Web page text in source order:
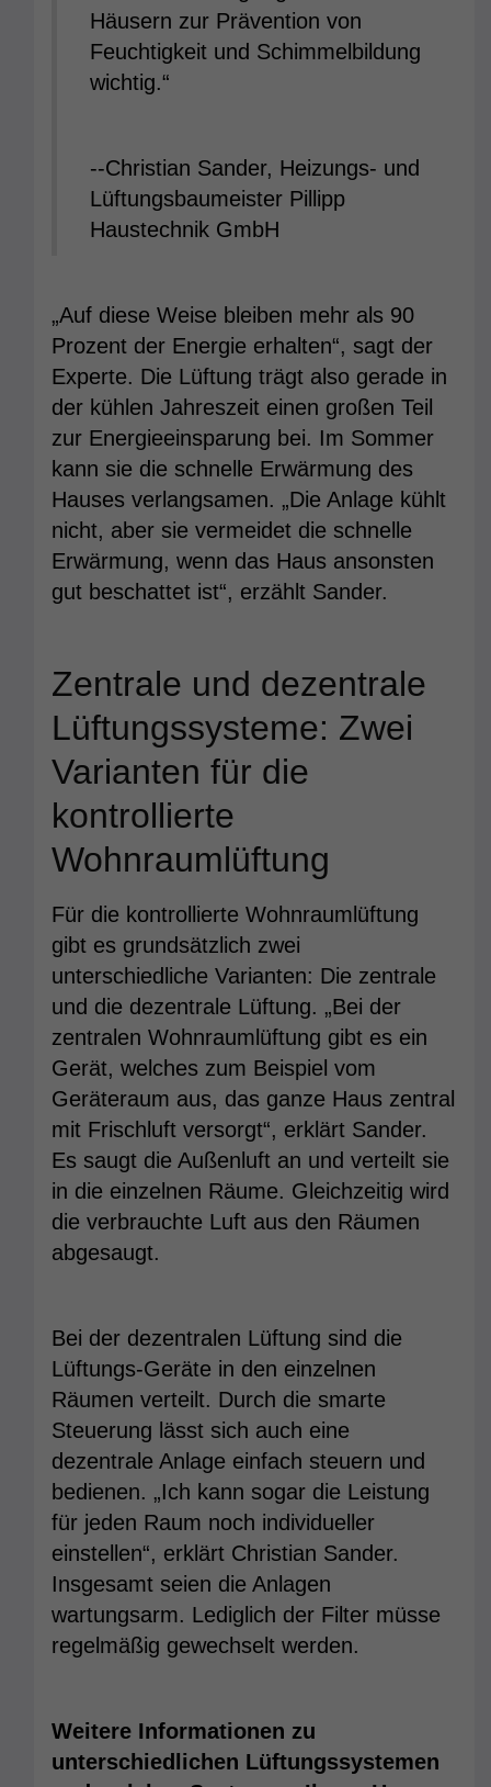
Häusern zur Prävention von
Feuchtigkeit und Schimmelbildung
wichtig.“
--Christian Sander, Heizungs- und
Lüftungsbaumeister Pillipp
Haustechnik GmbH
„Auf diese Weise bleiben mehr als 90
Prozent der Energie erhalten“, sagt der
Experte. Die Lüftung trägt also gerade in
der kühlen Jahreszeit einen großen Teil
zur Energieeinsparung bei. Im Sommer
kann sie die schnelle Erwärmung des
Hauses verlangsamen. „Die Anlage kühlt
nicht, aber sie vermeidet die schnelle
Erwärmung, wenn das Haus ansonsten
gut beschattet ist“, erzählt Sander.
Zentrale und dezentrale
Lüftungssysteme: Zwei
Varianten für die
kontrollierte
Wohnraumlüftung
Für die kontrollierte Wohnraumlüftung
gibt es grundsätzlich zwei
unterschiedliche Varianten: Die zentrale
und die dezentrale Lüftung. „Bei der
zentralen Wohnraumlüftung gibt es ein
Gerät, welches zum Beispiel vom
Geräteraum aus, das ganze Haus zentral
mit Frischluft versorgt“, erklärt Sander.
Es saugt die Außenluft an und verteilt sie
in die einzelnen Räume. Gleichzeitig wird
die verbrauchte Luft aus den Räumen
abgesaugt.
Bei der dezentralen Lüftung sind die
Lüftungs-Geräte in den einzelnen
Räumen verteilt. Durch die smarte
Steuerung lässt sich auch eine
dezentrale Anlage einfach steuern und
bedienen. „Ich kann sogar die Leistung
für jeden Raum noch individueller
einstellen“, erklärt Christian Sander.
Insgesamt seien die Anlagen
wartungsarm. Lediglich der Filter müsse
regelmäßig gewechselt werden.
Weitere Informationen zu
unterschiedlichen Lüftungssystemen